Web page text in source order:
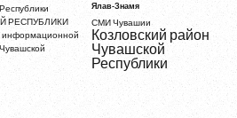
РЕСПУБЛИКИ
информационной
Ялав-Знамя
СМИ Чувашии
Козловский район
Чувашской
Республики